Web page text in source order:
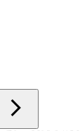
chevron_right